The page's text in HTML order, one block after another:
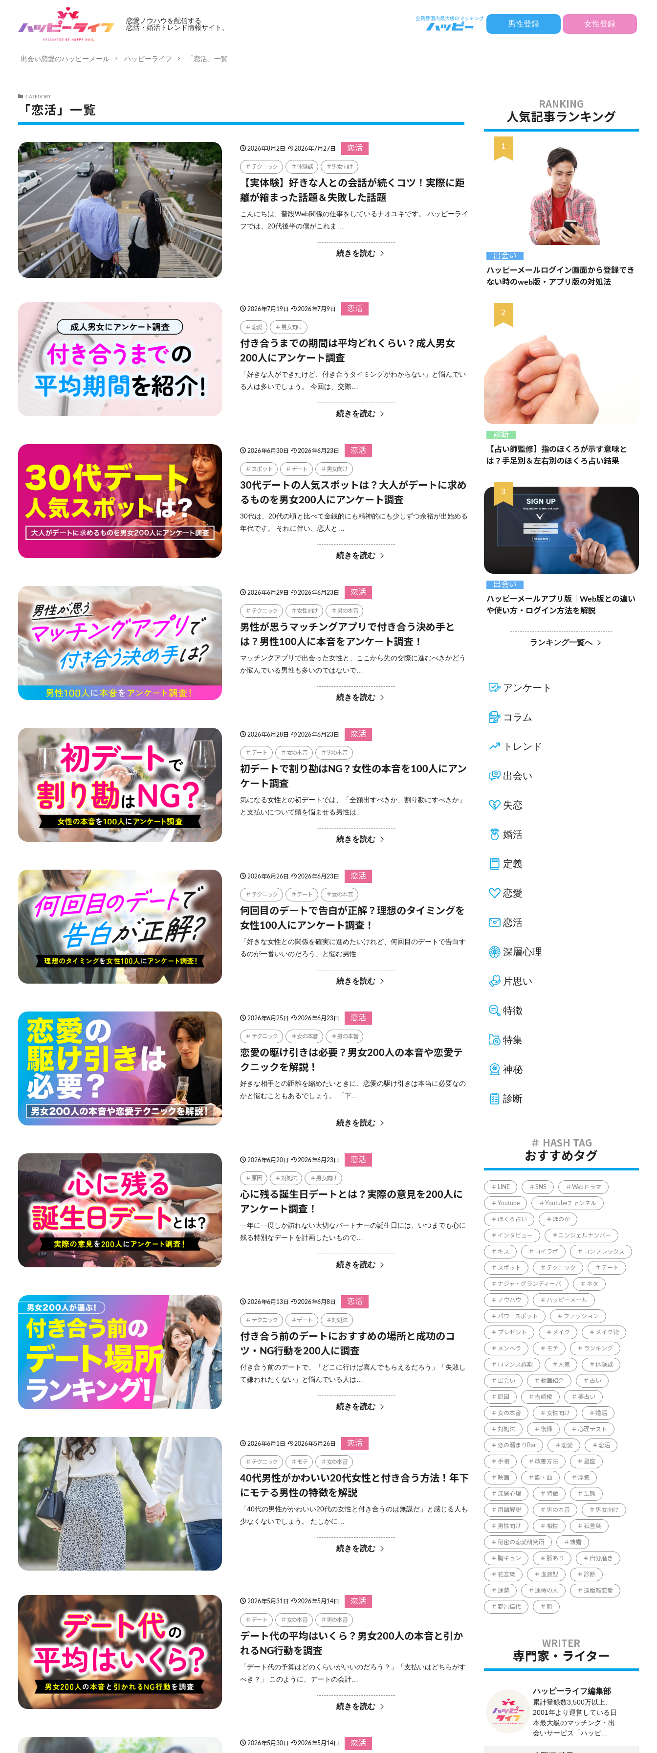
恋愛ノウハウを配信する
恋活・婚活トレンド情報サイト。
男性登録 女性登録
出会い恋愛のハッピーメール ハッピーライフ 「恋活」一覧
CATEGORY
「恋活」一覧
2026年8月2日 2026年7月27日 恋活
テクニック 体験談 男女向け
【実体験】好きな人との会話が続くコツ！実際に距
離が縮まった話題＆失敗した話題
こんにちは、普段Web関係の仕事をしているナオユキです。 ハッピーライ
フでは、20代後半の僕がこれま…
続きを読む
2026年7月19日 2026年7月9日 恋活
恋愛 男女向け
付き合うまでの期間は平均どれくらい？成人男女
200人にアンケート調査
「好きな人ができたけど、付き合うタイミングがわからない」と悩んでい
る人は多いでしょう。 今回は、交際…
続きを読む
2026年6月30日 2026年6月23日 恋活
スポット デート 男女向け
30代デートの人気スポットは？大人がデートに求め
るものを男女200人にアンケート調査
30代は、20代の頃と比べて金銭的にも精神的にも少しずつ余裕が出始める
年代です。 それに伴い、恋人と…
続きを読む
2026年6月29日 2026年6月23日 恋活
テクニック 女性向け 男の本音
男性が思うマッチングアプリで付き合う決め手と
は？男性100人に本音をアンケート調査！
マッチングアプリで出会った女性と、ここから先の交際に進むべきかどう
か悩んでいる男性も多いのではないで…
続きを読む
2026年6月28日 2026年6月23日 恋活
デート 女の本音 男の本音
初デートで割り勘はNG？女性の本音を100人にアン
ケート調査
気になる女性との初デートでは、「全額出すべきか、割り勘にすべきか」
と支払いについて頭を悩ませる男性は…
続きを読む
2026年6月26日 2026年6月23日 恋活
テクニック デート 女の本音
何回目のデートで告白が正解？理想のタイミングを
女性100人にアンケート調査！
「好きな女性との関係を確実に進めたいけれど、何回目のデートで告白す
るのが一番いいのだろう」と悩む男性…
続きを読む
2026年6月25日 2026年6月23日 恋活
テクニック 女の本音 男の本音
恋愛の駆け引きは必要？男女200人の本音や恋愛テ
クニックを解説！
好きな相手との距離を縮めたいときに、恋愛の駆け引きは本当に必要なの
かと悩むこともあるでしょう。 「下…
続きを読む
2026年6月20日 2026年6月23日 恋活
原因 対処法 男女向け
心に残る誕生日デートとは？実際の意見を200人に
アンケート調査！
一年に一度しか訪れない大切なパートナーの誕生日には、いつまでも心に
残る特別なデートを計画したいもので…
続きを読む
2026年6月13日 2026年6月8日 恋活
テクニック デート 対処法
付き合う前のデートにおすすめの場所と成功のコ
ツ・NG行動を200人に調査
付き合う前のデートで、「どこに行けば喜んでもらえるだろう」「失敗し
て嫌われたくない」と悩んでいる人は…
続きを読む
2026年6月1日 2026年5月26日 恋活
テクニック モテ 女の本音
40代男性がかわいい20代女性と付き合う方法！年下
にモテる男性の特徴を解説
「40代の男性がかわいい20代の女性と付き合うのは無謀だ」と感じる人も
少なくないでしょう。 たしかに…
続きを読む
2026年5月31日 2026年5月14日 恋活
デート 女の本音 男の本音
デート代の平均はいくら？男女200人の本音と引か
れるNG行動を調査
「デート代の予算はどのくらいがいいのだろう？」「支払いはどちらがす
べき？」 このように、デートの会計…
続きを読む
2026年5月30日 2026年5月14日 恋活
人気記事ランキング
出会い
ハッピーメールログイン画面から登録でき
ない時のweb版・アプリ版の対処法
診断
【占い師監修】指のほくろが示す意味と
は？手足別＆左右別のほくろ占い結果
出会い
ハッピーメールアプリ版｜Web版との違い
や使い方・ログイン方法を解説
ランキング一覧へ
アンケート
コラム
トレンド
出会い
失恋
婚活
定義
恋愛
恋活
深層心理
片思い
特徴
特集
神秘
診断
おすすめタグ
LINE SNS Webドラマ
Youtube Youtubeチャンネル
ほくろ占い ほのか
インタビュー エンジェルナンバー
キス コイラボ コンプレックス
スポット テクニック デート
ナジャ・グランディーバ ネタ
ノウハウ ハッピーメール
パワースポット ファッション
プレゼント メイク メイク術
メンヘラ モテ ランキング
ロマンス詐欺 人気 体験談
出会い 動画紹介 占い
原因 吉崎綾 夢占い
女の本音 女性向け 婚活
対処法 復縁 心理テスト
恋の溜まりBar 恋愛 恋活
手相 改善方法 星座
映画 歌・曲 浮気
深層心理 特徴 生態
用語解説 男の本音 男女向け
男性向け 相性 石言葉
秘密の恋愛研究所 結婚
胸キュン 脈あり 自分磨き
花言葉 血液型 診断
運勢 運命の人 遠距離恋愛
野呂佳代 顔
専門家・ライター
ハッピーライフ編集部
累計登録数3,500万以上、
2001年より運営している日
本最大級のマッチング・出
会いサービス「ハッピ...